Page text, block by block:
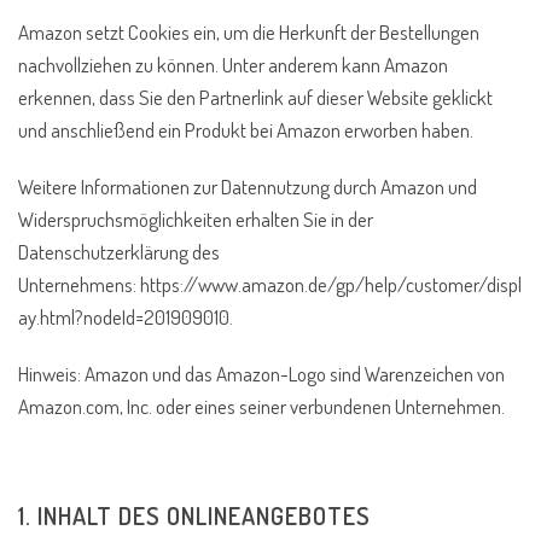
Amazon setzt Cookies ein, um die Herkunft der Bestellungen
nachvollziehen zu können. Unter anderem kann Amazon
erkennen, dass Sie den Partnerlink auf dieser Website geklickt
und anschließend ein Produkt bei Amazon erworben haben.
Weitere Informationen zur Datennutzung durch Amazon und
Widerspruchsmöglichkeiten erhalten Sie in der
Datenschutzerklärung des
Unternehmens: https://www.amazon.de/gp/help/customer/displ
ay.html?nodeId=201909010.
Hinweis: Amazon und das Amazon-Logo sind Warenzeichen von
Amazon.com, Inc. oder eines seiner verbundenen Unternehmen.
1. INHALT DES ONLINEANGEBOTES